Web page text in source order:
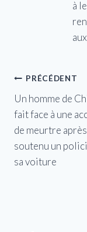
à
de
l’article
PRÉCÉDENT
Un homme de
fait face à une
de meurtre
soutenu un
sa voiture